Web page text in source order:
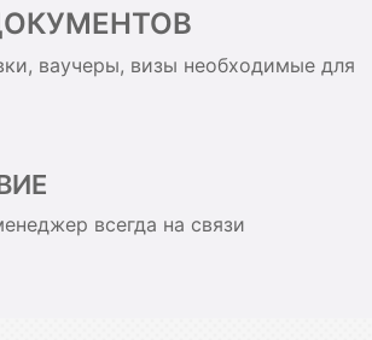
ваучеры, визы необходимые для
всегда на связи